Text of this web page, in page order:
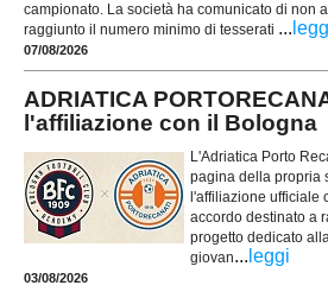
campionato. La società ha comunicato di non
raggiunto il numero minimo di tesserati ...
07/08/2026
ADRIATICA
l'affiliazione con il Bologna
L'Adriatica Porto
pagina della propria
l'affiliazione ufficiale
accordo destinato a
progetto dedicato
giovan... leggi
03/08/2026